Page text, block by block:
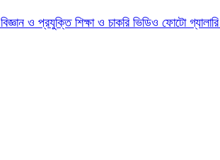
বিজ্ঞান ও প্রযুক্তি শিক্ষা ও চাকরি ভিডিও ফোটো গ্যালারি